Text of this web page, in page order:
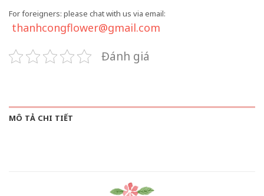
For foreigners: please chat with us via email:
thanhcongflower@gmail.com
Đánh giá
MÔ TẢ CHI TIẾT